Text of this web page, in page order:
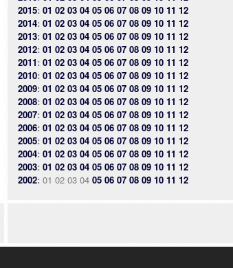
2015: 01 02 03 04 05 06 07 08 09 10 11 12
2014: 01 02 03 04 05 06 07 08 09 10 11 12
2013: 01 02 03 04 05 06 07 08 09 10 11 12
2012: 01 02 03 04 05 06 07 08 09 10 11 12
2011: 01 02 03 04 05 06 07 08 09 10 11 12
2010: 01 02 03 04 05 06 07 08 09 10 11 12
2009: 01 02 03 04 05 06 07 08 09 10 11 12
2008: 01 02 03 04 05 06 07 08 09 10 11 12
2007: 01 02 03 04 05 06 07 08 09 10 11 12
2006: 01 02 03 04 05 06 07 08 09 10 11 12
2005: 01 02 03 04 05 06 07 08 09 10 11 12
2004: 01 02 03 04 05 06 07 08 09 10 11 12
2003: 01 02 03 04 05 06 07 08 09 10 11 12
2002: 01 02 03 04 05 06 07 08 09 10 11 12